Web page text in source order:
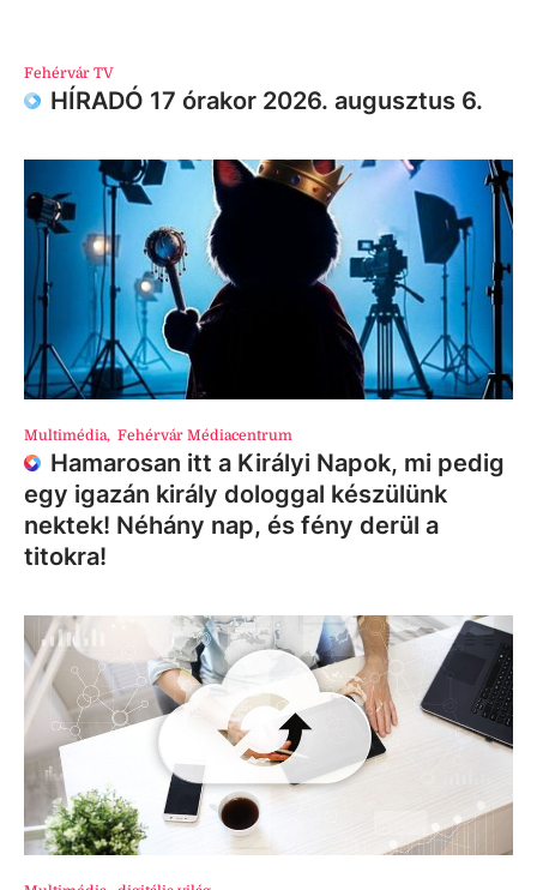
Fehérvár TV
HÍRADÓ 17 órakor 2026. augusztus 6.
Multimédia, Fehérvár Médiacentrum
Hamarosan itt a Királyi Napok, mi pedig
egy igazán király dologgal készülünk
nektek! Néhány nap, és fény derül a
titokra!